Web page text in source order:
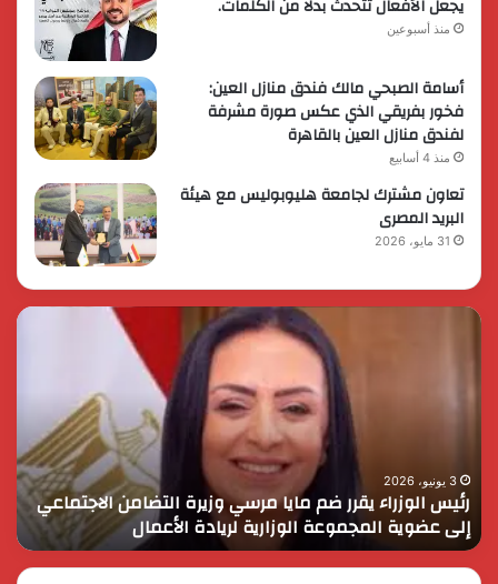
يجعل الأفعال تتحدث بدلًا من الكلمات.
منذ أسبوعين
أسامة الصبحي مالك فندق منازل العين:
فخور بفريقي الذي عكس صورة مشرفة
لفندق منازل العين بالقاهرة
منذ 4 أسابيع
تعاون مشترك لجامعة هليوبوليس مع هيئة
البريد المصرى
31 مايو، 2026
الرئيس
القوات
التنمية
وحماية
الأمن
القومي
3 يونيو، 2026
الرئيس السيسي يثمن دور القوات المسلحة في التنمية
وحماية الأمن القومي